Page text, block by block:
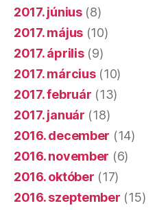
2017. június(8)
2017. május (10)
2017. április(9)
2017. március(10)
2017. február (13)
2017. január (18)
2016. december (14)
2016. november (6)
2016. október (17)
2016. szeptember (15)